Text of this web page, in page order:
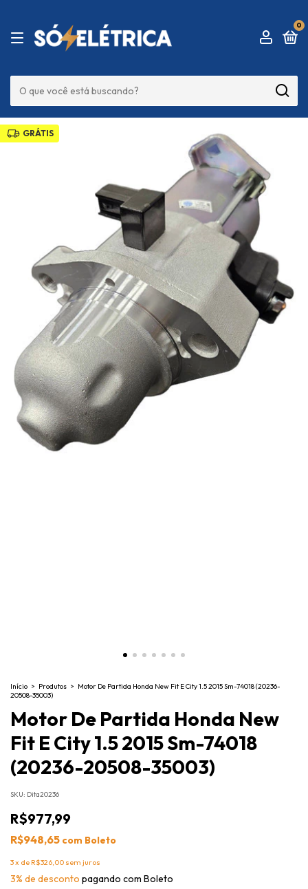
0
GRÁTIS
Início > Produtos > Motor De Partida Honda New Fit E City 1.5 2015 Sm-74018 (20236-
20508-35003)
Motor De Partida Honda New
Fit E City 1.5 2015 Sm-74018
(20236-20508-35003)
SKU: Dita20236
R$977,99
R$948,65 com Boleto
3x de R$326,00 sem juros
3% de desconto pagando com Boleto